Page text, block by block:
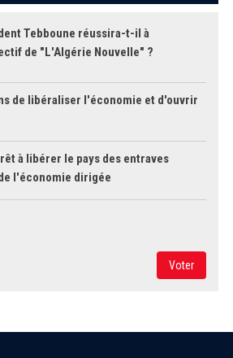
Tebboune réussira-t-il à
de "L'Algérie Nouvelle" ?
de libéraliser l'économie et d'ouvrir
à libérer le pays des entraves
l'économie dirigée
Voter